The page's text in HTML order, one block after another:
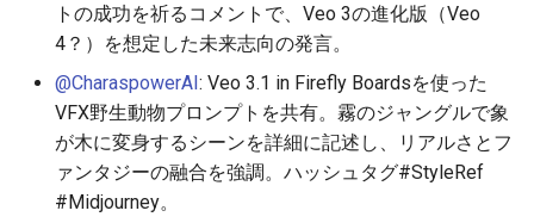
2026-04-27
2026-04-26
2026-04-25
2025-10-12
2025-10-11
2025-10-10
2026-04-27
2026-04-26
2026-04-25
2025-10-12
2025-10-11
2025-10-10
2026-04-24
2026-04-23
2026-04-22
2025-10-12
2025-10-11
2025-10-10
2026-04-23
2026-04-22
2026-04-21
2026-04-20
トの成功を祈るコメントで、Veo 3の進化版（Veo
4？）を想定した未来志向の発言。
@CharaspowerAI: Veo 3.1 in Firefly Boardsを使った
VFX野生動物プロンプトを共有。霧のジャングルで象
が木に変身するシーンを詳細に記述し、リアルさとフ
ァンタジーの融合を強調。ハッシュタグ#StyleRef
#Midjourney。